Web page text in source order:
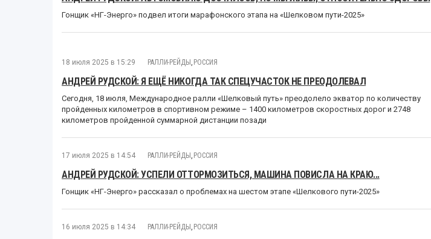
Гонщик «НГ-Энерго» подвел итоги марафонского этапа на «Шелковом пути-2025»
18 июля 2025 в 15:29 РАЛЛИ-РЕЙДЫ РОССИЯ
АНДРЕЙ РУДСКОЙ: Я ЕЩЁ НИКОГДА ТАК СПЕЦУЧАСТОК НЕ ПРЕОДОЛЕВАЛ
Сегодня, 18 июля, Международное ралли «Шелковый путь» преодолело экватор по количеству
пройденных километров в спортивном режиме – 1400 километров скоростных дорог и 2748
километров пройденной суммарной дистанции позади
17 июля 2025 в 14:54 РАЛЛИ-РЕЙДЫ РОССИЯ
АНДРЕЙ РУДСКОЙ: УСПЕЛИ ОТТОРМОЗИТЬСЯ, МАШИНА ПОВИСЛА НА КРАЮ...
Гонщик «НГ-Энерго» рассказал о проблемах на шестом этапе «Шелкового пути-2025»
16 июля 2025 в 14:34 РАЛЛИ-РЕЙДЫ РОССИЯ